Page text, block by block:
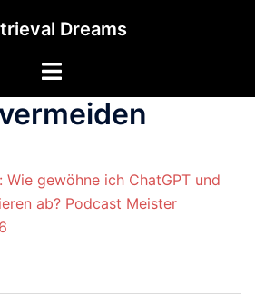
Dreams
Menü
Wie gewöhne ich ChatGPT und
ab? Podcast Meister